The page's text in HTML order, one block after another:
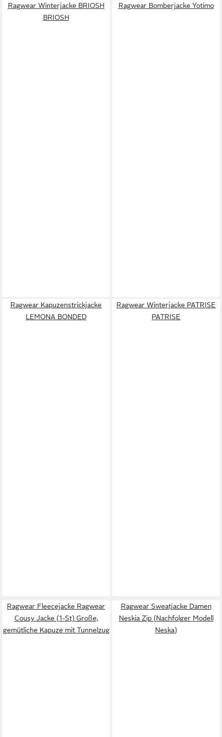
Ragwear Winterjacke BRIOSH
BRIOSH
Ragwear Bomberjacke Yotimo
Ragwear Kapuzenstrickjacke
LEMONA BONDED
Ragwear Winterjacke PATRISE
PATRISE
Ragwear Fleecejacke Ragwear
Cousy Jacke (1-St) Große,
gemütliche Kapuze mit Tunnelzug
Ragwear Sweatjacke Damen
Neskia Zip (Nachfolger Modell
Neska)